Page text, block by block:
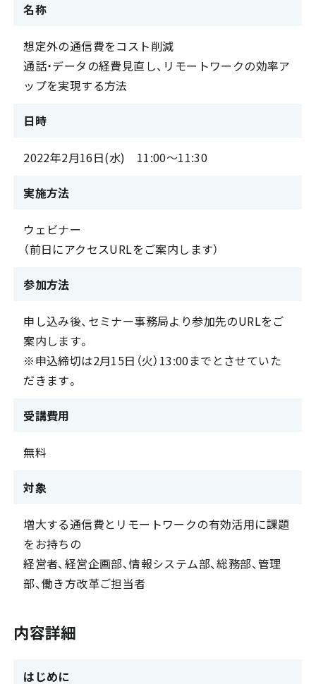
名称
想定外の通信費をコスト削減
通話・データの経費見直し、リモートワークの効率ア
ップを実現する方法
日時
2022年2月16日(水) 11:00～11:30
実施方法
ウェビナー
（前日にアクセスURLをご案内します）
参加方法
申し込み後、セミナー事務局より参加先のURLをご
案内します。
※申込締切は2月15日（火）13:00までとさせていた
だきます。
受講費用
無料
対象
増大する通信費とリモートワークの有効活用に課題
をお持ちの
経営者、経営企画部、情報システム部、総務部、管理
部、働き方改革ご担当者
内容詳細
はじめに